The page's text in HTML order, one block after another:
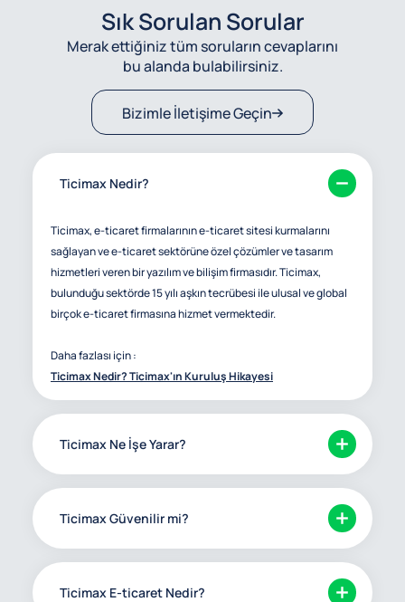
Sık Sorulan Sorular
Merak ettiğiniz tüm soruların cevaplarını
bu alanda bulabilirsiniz.
Bizimle İletişime Geçin
Ticimax Nedir?
Ticimax, e-ticaret firmalarının e-ticaret sitesi kurmalarını
sağlayan ve e-ticaret sektörüne özel çözümler ve tasarım
hizmetleri veren bir yazılım ve bilişim firmasıdır. Ticimax,
bulunduğu sektörde 15 yılı aşkın tecrübesi ile ulusal ve global
birçok e-ticaret firmasına hizmet vermektedir.
Daha fazlası için :
Ticimax Nedir? Ticimax'ın Kuruluş Hikayesi
Ticimax Ne İşe Yarar?
Ticimax Güvenilir mi?
Ticimax E-ticaret Nedir?